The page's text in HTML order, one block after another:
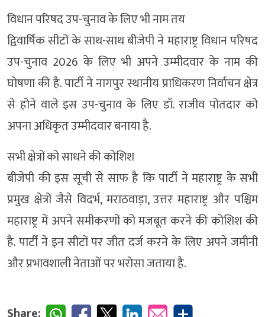
विधान परिषद उप-चुनाव के लिए भी नाम तय
द्विवार्षिक सीटों के साथ-साथ बीजेपी ने महाराष्ट्र विधान परिषद
उप-चुनाव 2026 के लिए भी अपने उम्मीदवार के नाम की
घोषणा की है. पार्टी ने नागपुर स्थानीय प्राधिकरण निर्वाचन क्षेत्र
से होने वाले इस उप-चुनाव के लिए डॉ. राजीव पोतदार को
अपना अधिकृत उम्मीदवार बनाया है.
सभी क्षेत्रों को साधने की कोशिश
बीजेपी की इस सूची से साफ है कि पार्टी ने महाराष्ट्र के सभी
प्रमुख क्षेत्रों जैसे विदर्भ, मराठवाड़ा, उत्तर महाराष्ट्र और पश्चिम
महाराष्ट्र में अपने समीकरणों को मजबूत करने की कोशिश की
है. पार्टी ने इन सीटों पर जीत दर्ज करने के लिए अपने जमीनी
और प्रभावशाली नेताओं पर भरोसा जताया है.